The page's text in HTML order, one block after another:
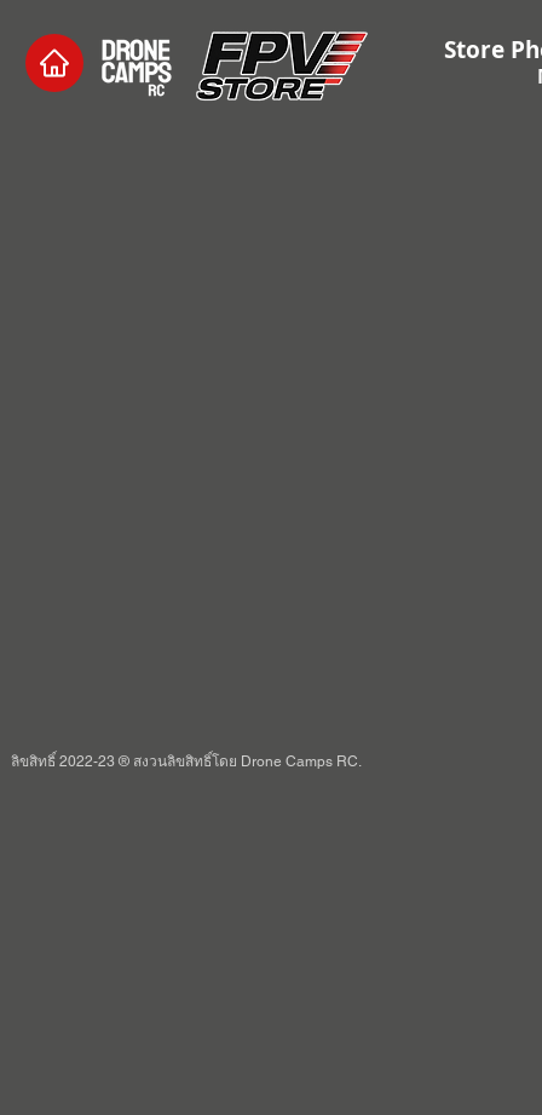
Store
ลิขสิทธิ์ 2022-23 ® สงวนลิขสิทธิ์โดย Drone Camps RC.